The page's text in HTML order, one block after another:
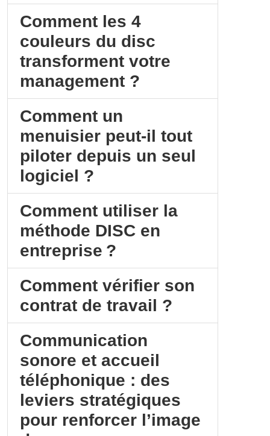
Comment les 4
couleurs du disc
transforment votre
management ?
Comment un
menuisier peut-il tout
piloter depuis un seul
logiciel ?
Comment utiliser la
méthode DISC en
entreprise ?
Comment vérifier son
contrat de travail ?
Communication
sonore et accueil
téléphonique : des
leviers stratégiques
pour renforcer l’image